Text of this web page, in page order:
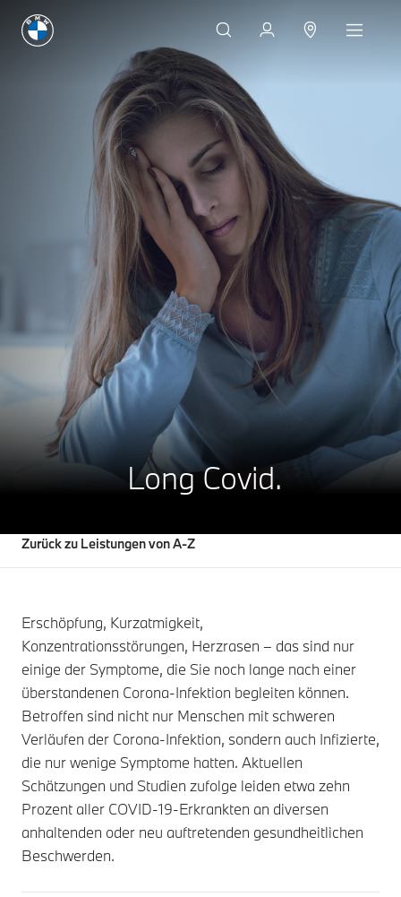
Long Covid.
Zurück zu Leistungen von A-Z
Erschöpfung, Kurzatmigkeit,
Konzentrationsstörungen, Herzrasen – das sind nur
einige der Symptome, die Sie noch lange nach einer
überstandenen Corona-Infektion begleiten können.
Betroffen sind nicht nur Menschen mit schweren
Verläufen der Corona-Infektion, sondern auch Infizierte,
die nur wenige Symptome hatten. Aktuellen
Schätzungen und Studien zufolge leiden etwa zehn
Prozent aller COVID-19-Erkrankten an diversen
anhaltenden oder neu auftretenden gesundheitlichen
Beschwerden.